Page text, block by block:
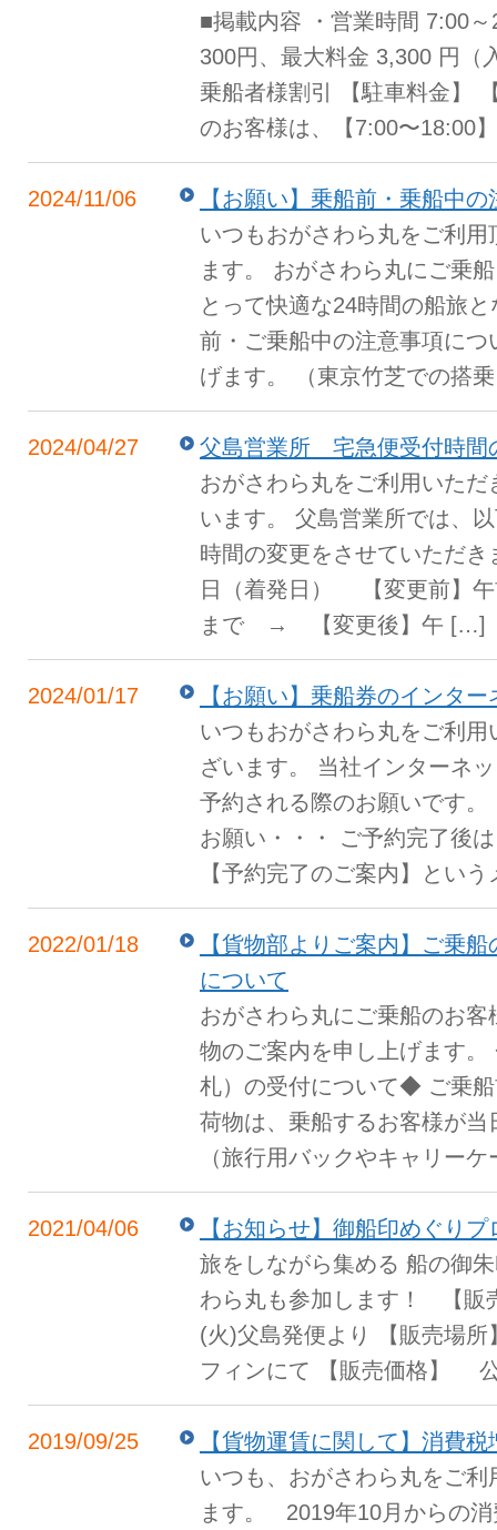
■掲載内容 ・営業時間 7:00
300円、最大料金 3,300 円
乗船者様割引 【駐車料金】
のお客様は、【7:00〜18:00
2024/11/06
【お願い】乗船前・乗船中
いつもおがさわら丸をご利
ます。 おがさわら丸にご乗
とって快適な24時間の船旅
前・ご乗船中の注意事項に
げます。 （東京竹芝での搭
2024/04/27
父島営業所 宅急便受付時間
おがさわら丸をご利用いた
います。 父島営業所では、
時間の変更をさせていただ
日（着発日） 【変更前】午
まで → 【変更後】午 […]
2024/01/17
【お願い】乗船券のインタ
いつもおがさわら丸をご利
ざいます。 当社インターネ
予約される際のお願いです
お願い・・・ ご予約完了後
【予約完了のご案内】とい
2022/01/18
【貨物部よりご案内】ご乗
について
おがさわら丸にご乗船のお
物のご案内を申し上げます
札）の受付について◆ ご乗
荷物は、乗船するお客様が
（旅行用バックやキャリー
2021/04/06
【お知らせ】御船印めぐり
旅をしながら集める 船の御
わら丸も参加します！ 【販
(火)父島発便より 【販売場
フィンにて 【販売価格】
2019/09/25
【貨物運賃に関して】消費
いつも、おがさわら丸をご
ます。 2019年10月からの